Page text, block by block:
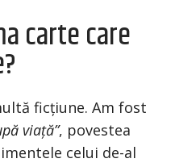
carte care
ficțiune. Am fost
viață”, povestea
celui de-al